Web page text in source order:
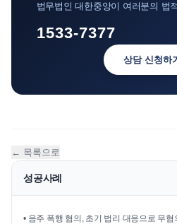
법무법인 대한중앙이 여러분의 법
1533-7377
상담 신청하
← 목록으로
성공사례
• 음주 폭행 혐의, 초기 법리 대응으로 무혐